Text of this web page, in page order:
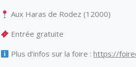
Aux Haras de Rodez (12000)
Entrée gratuite
Plus d’infos sur la foire :https://